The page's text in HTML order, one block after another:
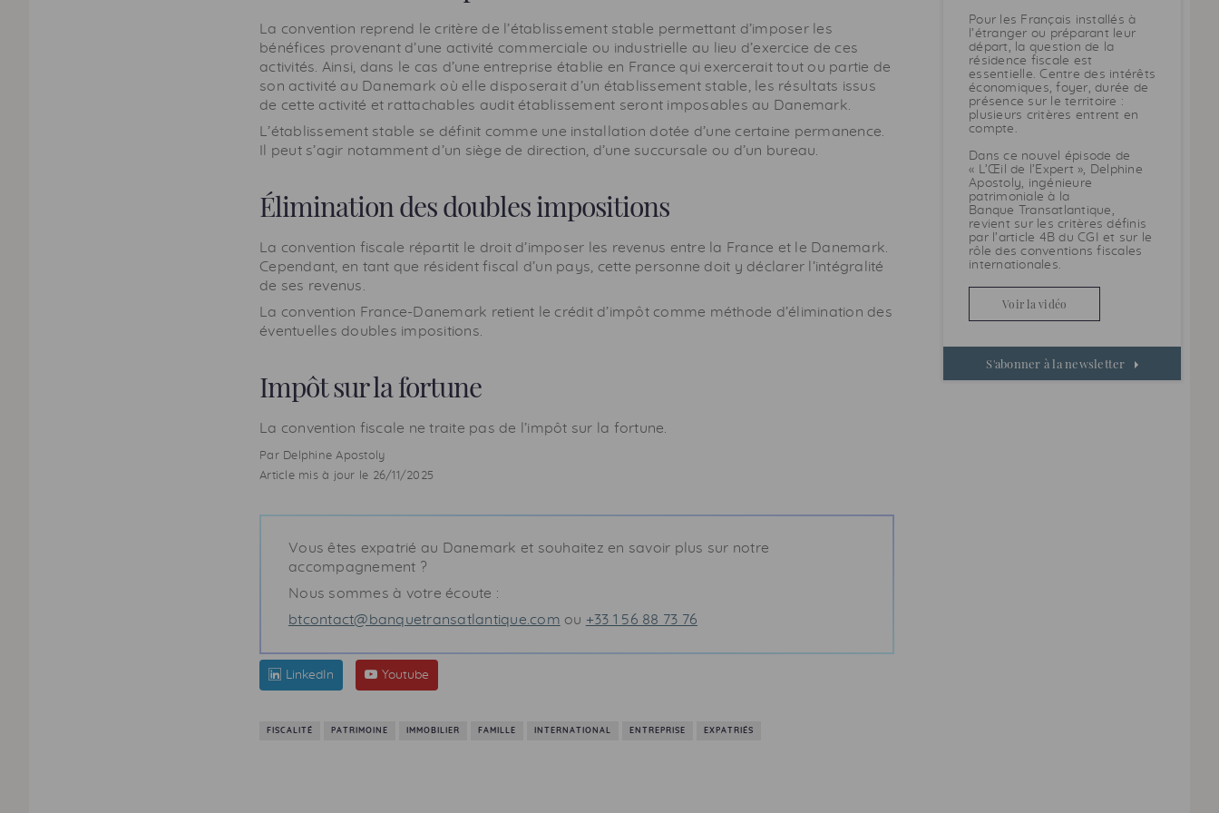
La convention reprend le critère de l’établissement stable permettant d’imposer les
bénéfices provenant d’une activité commerciale ou industrielle au lieu d’exercice de ces
activités. Ainsi, dans le cas d’une entreprise établie en France qui exercerait tout ou partie de
son activité au Danemark où elle disposerait d’un établissement stable, les résultats issus
de cette activité et rattachables audit établissement seront imposables au Danemark.
L’établissement stable se définit comme une installation dotée d’une certaine permanence.
Il peut s’agir notamment d’un siège de direction, d’une succursale ou d’un bureau.
Élimination des doubles impositions
La convention fiscale répartit le droit d’imposer les revenus entre la France et le Danemark.
Cependant, en tant que résident fiscal d’un pays, cette personne doit y déclarer l’intégralité
de ses revenus.
La convention France-Danemark retient le crédit d’impôt comme méthode d’élimination des
éventuelles doubles impositions.
Impôt sur la fortune
La convention fiscale ne traite pas de l’impôt sur la fortune.
Par Delphine Apostoly
Article mis à jour le 26/11/2025
Vous êtes expatrié au Danemark et souhaitez en savoir plus sur notre
accompagnement ?
Nous sommes à votre écoute :
btcontact@banquetransatlantique.com ou +33 1 56 88 73 76
LinkedIn Youtube
FISCALITÉ PATRIMOINE IMMOBILIER FAMILLE INTERNATIONAL ENTREPRISE EXPATRIÉS
Pour les Français installés à
l’étranger ou préparant leur
départ, la question de la
résidence fiscale est
essentielle. Centre des intérêts
économiques, foyer, durée de
présence sur le territoire :
plusieurs critères entrent en
compte.
Dans ce nouvel épisode de
« L’Œil de l’Expert », Delphine
Apostoly, ingénieure
patrimoniale à la
Banque Transatlantique,
revient sur les critères définis
par l’article 4B du CGI
et sur le
rôle des conventions fiscales
internationales.
Voir la vidéo
S'abonner à la newsletter